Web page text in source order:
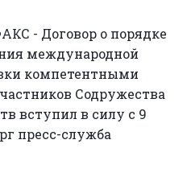
- Договор о порядке
международной
компетентными
Содружества
вступил в силу с 9
пресс-служба